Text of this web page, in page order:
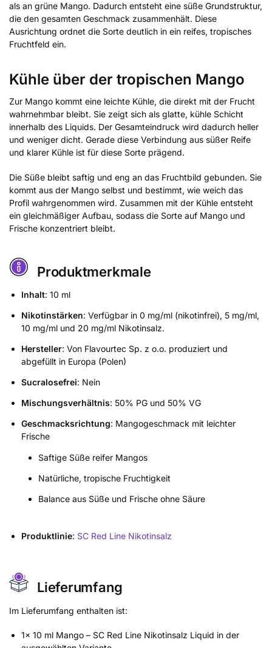
als an grüne Mango. Dadurch entsteht eine süße Grundstruktur,
die den gesamten Geschmack zusammenhält. Diese
Ausrichtung ordnet die Sorte deutlich in ein reifes, tropisches
Fruchtfeld ein.
Kühle über der tropischen Mango
Zur Mango kommt eine leichte Kühle, die direkt mit der Frucht
wahrnehmbar bleibt. Sie zeigt sich als glatte, kühle Schicht
innerhalb des Liquids. Der Gesamteindruck wird dadurch heller
und weniger dicht. Gerade diese Verbindung aus süßer Reife
und klarer Kühle ist für diese Sorte prägend.
Die Süße bleibt saftig und eng an das Fruchtbild gebunden. Sie
kommt aus der Mango selbst und bestimmt, wie weich das
Profil wahrgenommen wird. Zusammen mit der Kühle entsteht
ein gleichmäßiger Aufbau, sodass die Sorte auf Mango und
Frische konzentriert bleibt.
Produktmerkmale
Inhalt: 10 ml
Nikotinstärken: Verfügbar in 0 mg/ml (nikotinfrei), 5 mg/ml,
10 mg/ml und 20 mg/ml Nikotinsalz.
Hersteller: Von Flavourtec Sp. z o.o. produziert und
abgefüllt in Europa (Polen)
Sucralosefrei: Nein
Mischungsverhältnis: 50% PG und 50% VG
Geschmacksrichtung: Mangogeschmack mit leichter
Frische
Saftige Süße reifer Mangos
Natürliche, tropische Fruchtigkeit
Balance aus Süße und Frische ohne Säure
Produktlinie: SC Red Line Nikotinsalz
Lieferumfang
Im Lieferumfang enthalten ist:
1x 10 ml Mango – SC Red Line Nikotinsalz Liquid in der